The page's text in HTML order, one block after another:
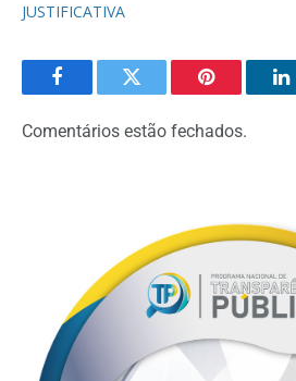
JUSTIFICATIVA
FacebookTwitter Pinterest
Comentários estão fechados.